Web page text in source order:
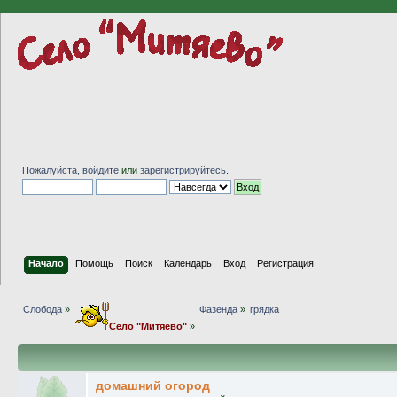
Пожалуйста, войдите или зарегистрируйтесь
Начало Помощь Поиск Календарь Вход Регистрация
Слобода »
Село "Митяево"»
Фазенда» грядка
домашний огород